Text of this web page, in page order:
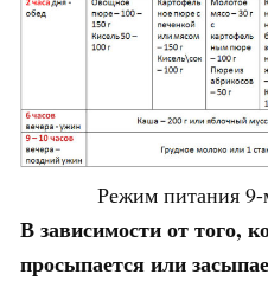
Режим питания 9-
В зависимости от того,
просыпается или